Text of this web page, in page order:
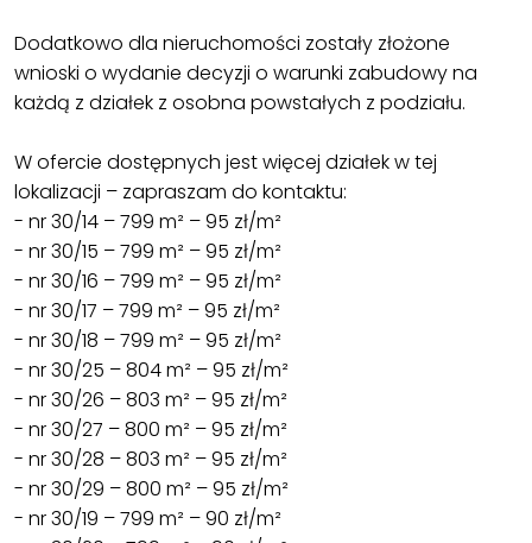
Dodatkowo dla nieruchomości zostały złożone
wnioski o wydanie decyzji o warunki zabudowy na
każdą z działek z osobna powstałych z podziału.
W ofercie dostępnych jest więcej działek w tej
lokalizacji – zapraszam do kontaktu:
- nr 30/14 – 799 m² – 95 zł/m²
- nr 30/15 – 799 m² – 95 zł/m²
- nr 30/16 – 799 m² – 95 zł/m²
- nr 30/17 – 799 m² – 95 zł/m²
- nr 30/18 – 799 m² – 95 zł/m²
- nr 30/25 – 804 m² – 95 zł/m²
- nr 30/26 – 803 m² – 95 zł/m²
- nr 30/27 – 800 m² – 95 zł/m²
- nr 30/28 – 803 m² – 95 zł/m²
- nr 30/29 – 800 m² – 95 zł/m²
- nr 30/19 – 799 m² – 90 zł/m²